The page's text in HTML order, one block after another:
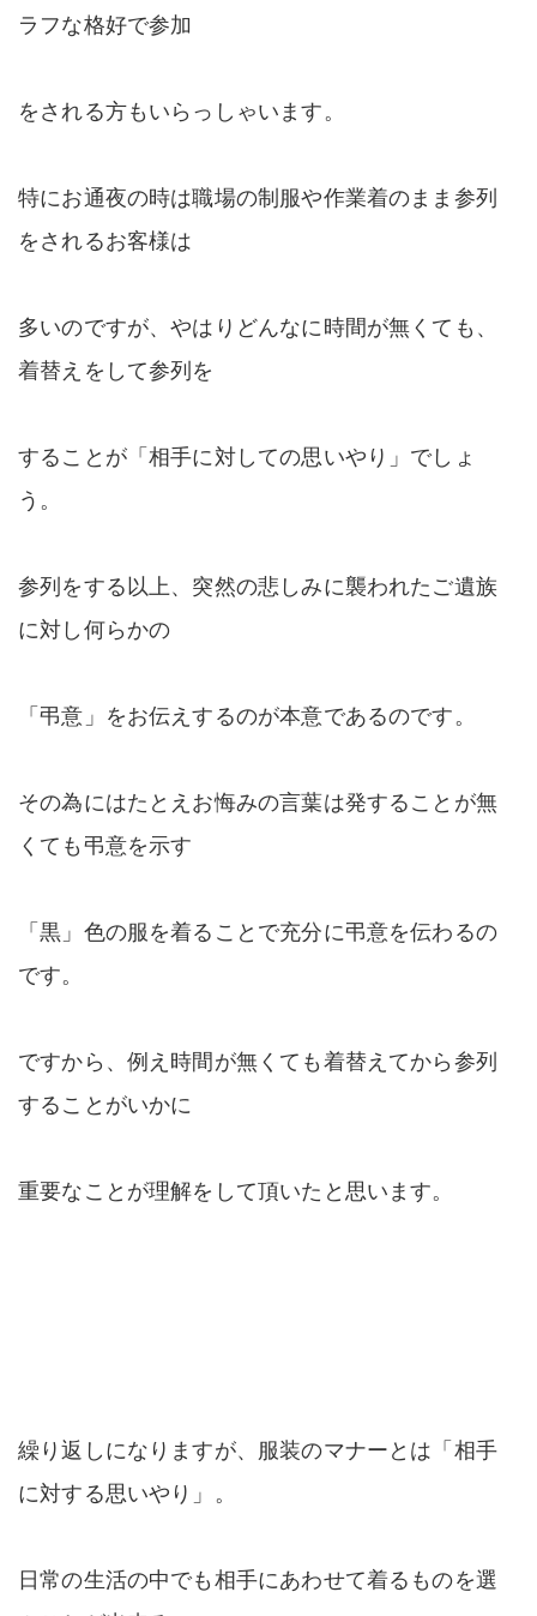
ラフな格好で参加
をされる方もいらっしゃいます。
特にお通夜の時は職場の制服や作業着のまま参列
をされるお客様は
多いのですが、やはりどんなに時間が無くても、
着替えをして参列を
することが「相手に対しての思いやり」でしょ
う。
参列をする以上、突然の悲しみに襲われたご遺族
に対し何らかの
「弔意」をお伝えするのが本意であるのです。
その為にはたとえお悔みの言葉は発することが無
くても弔意を示す
「黒」色の服を着ることで充分に弔意を伝わるの
です。
ですから、例え時間が無くても着替えてから参列
することがいかに
重要なことが理解をして頂いたと思います。
繰り返しになりますが、服装のマナーとは「相手
に対する思いやり」。
日常の生活の中でも相手にあわせて着るものを選